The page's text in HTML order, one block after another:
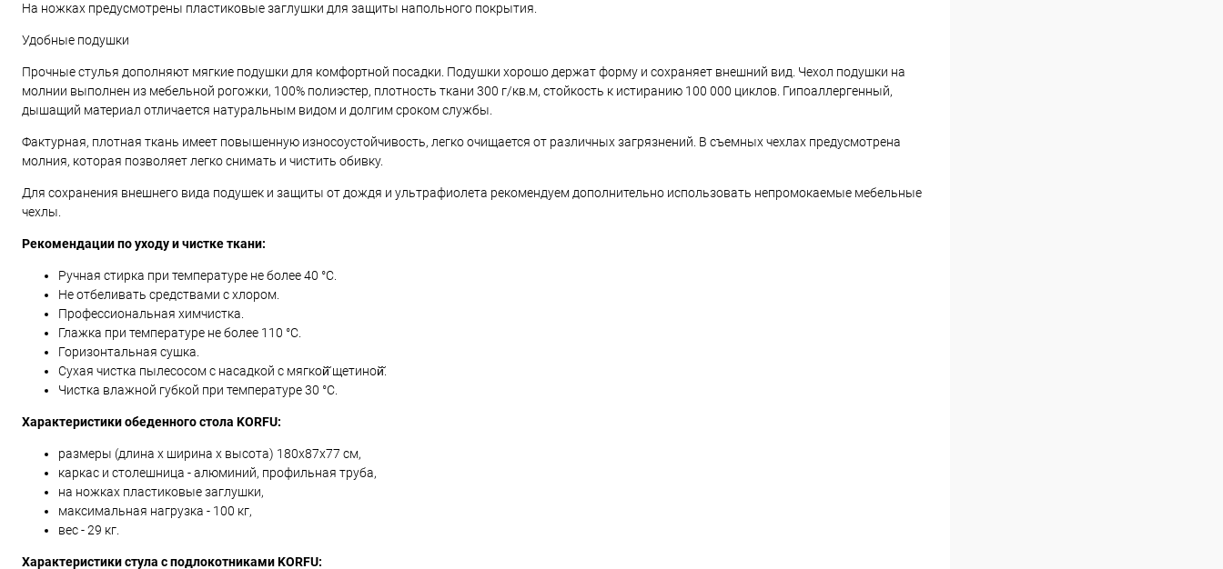
На ножках предусмотрены пластиковые заглушки для защиты напольного покрытия.
Удобные подушки
Прочные стулья дополняют мягкие подушки для комфортной посадки. Подушки хорошо держат форму и сохраняет внешний вид. Чехол подушки на
молнии выполнен из мебельной рогожки, 100% полиэстер, плотность ткани 300 г/кв.м, стойкость к истиранию 100 000 циклов. Гипоаллергенный,
дышащий материал отличается натуральным видом и долгим сроком службы.
Фактурная, плотная ткань имеет повышенную износоустойчивость, легко очищается от различных загрязнений. В съемных чехлах предусмотрена
молния, которая позволяет легко снимать и чистить обивку.
Для сохранения внешнего вида подушек и защиты от дождя и ультрафиолета рекомендуем дополнительно использовать непромокаемые мебельные
чехлы.
Рекомендации по уходу и чистке ткани:
Ручная стирка при температуре не более 40 °С.
Не отбеливать средствами с хлором.
Профессиональная химчистка.
Глажка при температуре не более 110 °С.
Горизонтальная сушка.
Сухая чистка пылесосом с насадкой с мягкой̆ щетиной̆.
Чистка влажной губкой при температуре 30 °С.
Характеристики обеденного стола KORFU:
размеры (длина х ширина х высота) 180x87x77 см,
каркас и столешница - алюминий, профильная труба,
на ножках пластиковые заглушки,
максимальная нагрузка - 100 кг,
вес - 29 кг.
Характеристики стула с подлокотниками KORFU: